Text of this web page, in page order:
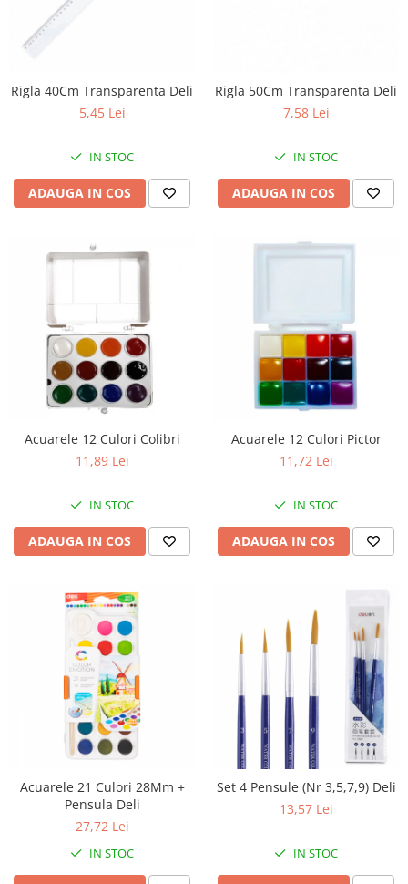
Rigla 40Cm Transparenta Deli
5,45 Lei
IN STOC
ADAUGA IN COS
Rigla 50Cm Transparenta Deli
7,58 Lei
IN STOC
ADAUGA IN COS
Acuarele 12 Culori Colibri
11,89 Lei
IN STOC
ADAUGA IN COS
Acuarele 12 Culori Pictor
11,72 Lei
IN STOC
ADAUGA IN COS
Acuarele 21 Culori 28Mm +
Pensula Deli
27,72 Lei
IN STOC
Set 4 Pensule (Nr 3,5,7,9) Deli
13,57 Lei
IN STOC